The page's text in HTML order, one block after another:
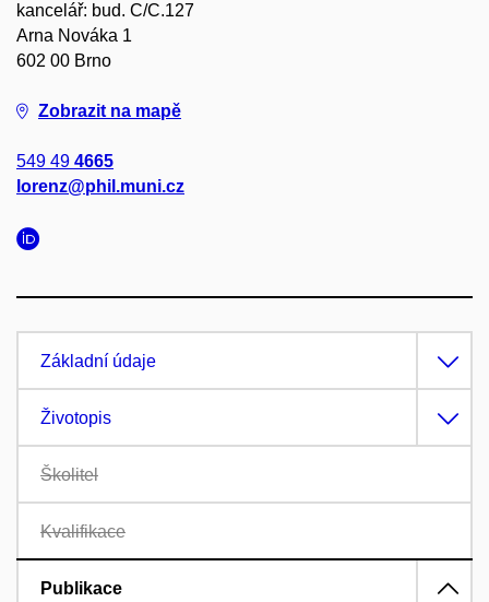
kancelář: bud. C/C.127
Arna Nováka 1
602 00 Brno
Zobrazit na mapě
549 49 4665
lorenz@phil.muni.cz
Základní údaje
Životopis
Školitel
Kvalifikace
Publikace